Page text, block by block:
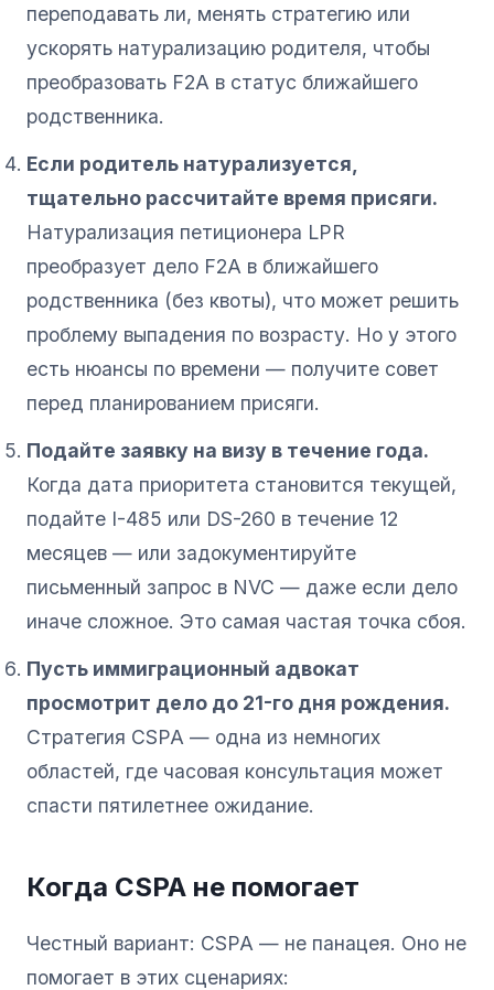
переподавать ли, менять стратегию или
ускорять натурализацию родителя, чтобы
преобразовать F2A в статус ближайшего
родственника.
Если родитель натурализуется,
тщательно рассчитайте время присяги.
Натурализация петиционера LPR
преобразует дело F2A в ближайшего
родственника (без квоты), что может решить
проблему выпадения по возрасту. Но у этого
есть нюансы по времени — получите совет
перед планированием присяги.
Подайте заявку на визу в течение года.
Когда дата приоритета становится текущей,
подайте I-485 или DS-260 в течение 12
месяцев — или задокументируйте
письменный запрос в NVC — даже если дело
иначе сложное. Это самая частая точка сбоя.
Пусть иммиграционный адвокат
просмотрит дело до 21-го дня рождения.
Стратегия CSPA — одна из немногих
областей, где часовая консультация может
спасти пятилетнее ожидание.
Когда CSPA не помогает
Честный вариант: CSPA — не панацея. Оно не
помогает в этих сценариях: